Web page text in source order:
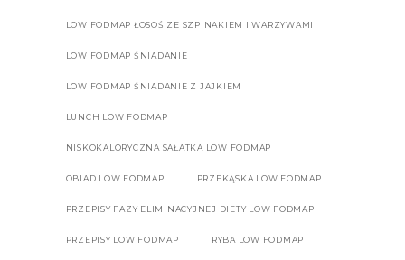
LOW FODMAP ŁOSOŚ ZE SZPINAKIEM I WARZYWAMI
LOW FODMAP ŚNIADANIE
LOW FODMAP ŚNIADANIE Z JAJKIEM
LUNCH LOW FODMAP
NISKOKALORYCZNA SAŁATKA LOW FODMAP
OBIAD LOW FODMAP PRZEKĄSKA LOW FODMAP
PRZEPISY FAZY ELIMINACYJNEJ DIETY LOW FODMAP
PRZEPISY LOW FODMAP RYBA LOW FODMAP